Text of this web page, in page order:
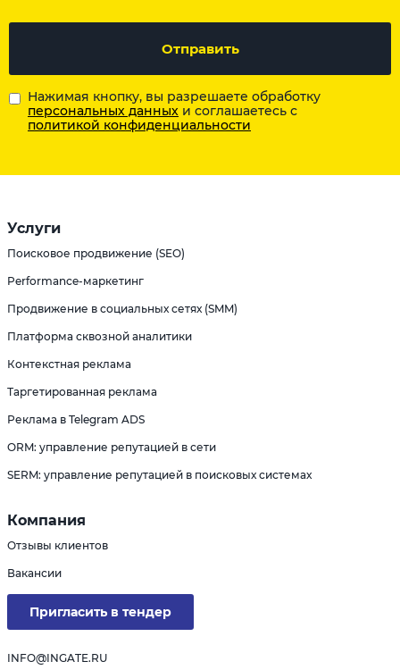
Отправить
Нажимая кнопку, вы разрешаете обработку
персональных данных и соглашаетесь с
политикой конфиденциальности
Услуги
Поисковое продвижение (SEO)
Performance-маркетинг
Продвижение в социальных сетях (SMM)
Платформа сквозной аналитики
Контекстная реклама
Таргетированная реклама
Реклама в Telegram ADS
ORM: управление репутацией в сети
SERM: управление репутацией в поисковых системах
Компания
Отзывы клиентов
Вакансии
Пригласить в тендер
INFO@INGATE.RU